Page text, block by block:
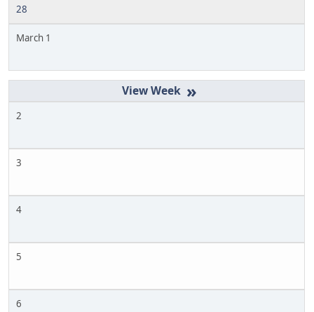
28
March 1
»
2
3
4
5
6